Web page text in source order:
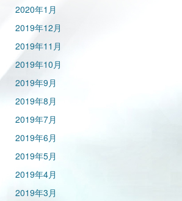
2020年1月
2019年12月
2019年11月
2019年10月
2019年9月
2019年8月
2019年7月
2019年6月
2019年5月
2019年4月
2019年3月